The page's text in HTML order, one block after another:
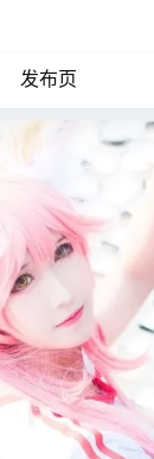
发布页